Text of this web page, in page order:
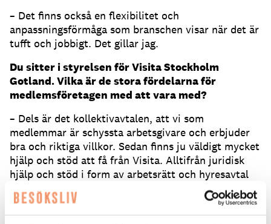
– Det finns också en flexibilitet och
anpassningsförmåga som branschen visar när det är
tufft och jobbigt. Det gillar jag.
Du sitter i styrelsen för Visita Stockholm
Gotland. Vilka är de stora fördelarna för
medlemsföretagen med att vara med?
– Dels är det kollektivavtalen, att vi som
medlemmar är schyssta arbetsgivare och erbjuder
bra och riktiga villkor. Sedan finns ju väldigt mycket
hjälp och stöd att få från Visita. Alltifrån juridisk
hjälp och stöd i form av arbetsrätt och hyresavtal
till mallar för schemaläggning. Jag ser
medlemskapet som en självklarhet och något att
vara stolt över.